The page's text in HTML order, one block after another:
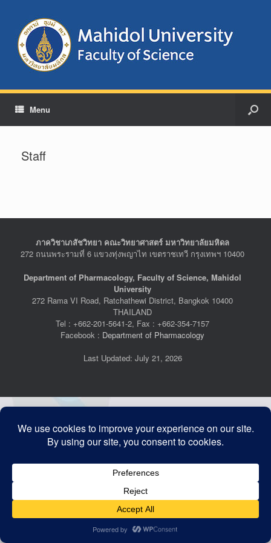
Menu
Staff
ภาควิชาเภสัชวิทยา คณะวิทยาศาสตร์ มหาวิทยาลัยมหิดล
272 ถนนพระรามที่ 6 แขวงทุ่งพญาไท เขตราชเทวี กรุงเทพฯ 10400
Department of Pharmacology, Faculty of Science, Mahidol
University
272 Rama VI Road, Ratchathewi District, Bangkok 10400
THAILAND
Tel : +662-201-5641-2, Fax : +662-354-7157
Facebook : Department of Pharmacology
Last Updated: July 21, 2026